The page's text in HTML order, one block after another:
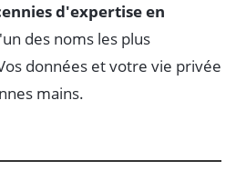
d'expertise en
des noms les plus
données et votre vie privée
mains.